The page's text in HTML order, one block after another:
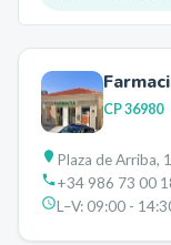
CP36980
Plaza de Arriba,
+34 986 73 00
L–V:09:00 -